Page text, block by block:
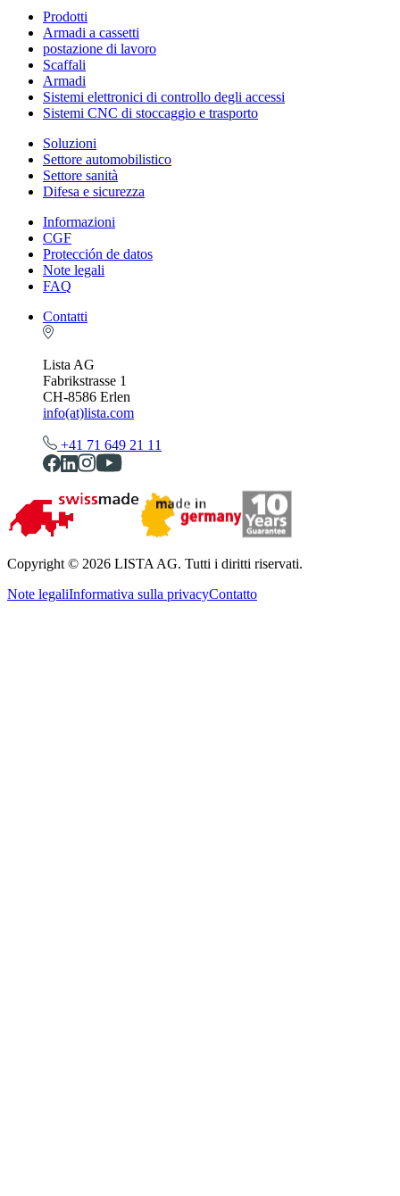
Prodotti
Armadi a cassetti
postazione di lavoro
Scaffali
Armadi
Sistemi elettronici di controllo degli accessi
Sistemi CNC di stoccaggio e trasporto
Soluzioni
Settore automobilistico
Settore sanità
Difesa e sicurezza
Informazioni
CGF
Protección de datos
Note legali
FAQ
Contatti
Lista AG
Fabrikstrasse 1
CH-8586 Erlen
info(at)lista.com
+41 71 649 21 11
Copyright © 2026 LISTA AG. Tutti i diritti riservati.
Note legaliInformativa sulla privacyContatto